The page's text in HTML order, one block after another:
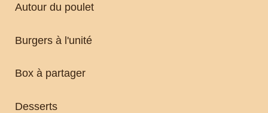
Autour du poulet
Burgers à l'unité
Box à partager
Desserts